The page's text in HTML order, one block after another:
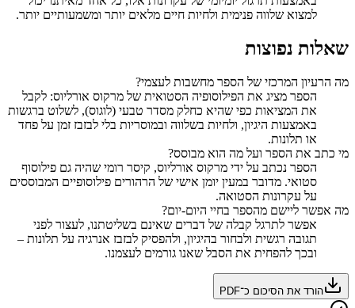
למצוא שלווה פנימית ולחיות חיים מלאים יותר ומשמעותיים יותר.
שאלות נפוצות
מה הרעיון המרכזי של הספר מחשבות לעצמי?
הספר מציג את הפילוסופיה הסטואית של מרקוס אורליוס: לקבל
את המציאות כפי שהיא כחלק מסדר טבעי (לוגוס), לשלוט ברגשות
באמצעות היגיון, ולחיות בשלווה ובמוסריות בלי לבזבז זמן על פחד
או תלונות.
מי כתב את הספר ועל מה הוא מבוסס?
הספר נכתב על ידי מרקוס אורליוס, קיסר רומי שהיה גם פילוסוף
סטואי. מדובר במעין יומן אישי של הרהורים פילוסופיים המבוססים
על עקרונות הסטואה.
מה אפשר ליישם מהספר בחיי היום-יום?
אפשר לתרגל קבלה של דברים שאינם בשליטתנו, לעצור לפני
תגובה רגשית ולבחור בהיגיון, ולהפסיק לבזבז אנרגיה על תלונות –
ובכך להפחית את הסבל שאנו גורמים לעצמנו.
הורד את הסיכום כ־PDF